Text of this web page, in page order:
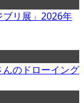
リ展」2026年
のドローイング